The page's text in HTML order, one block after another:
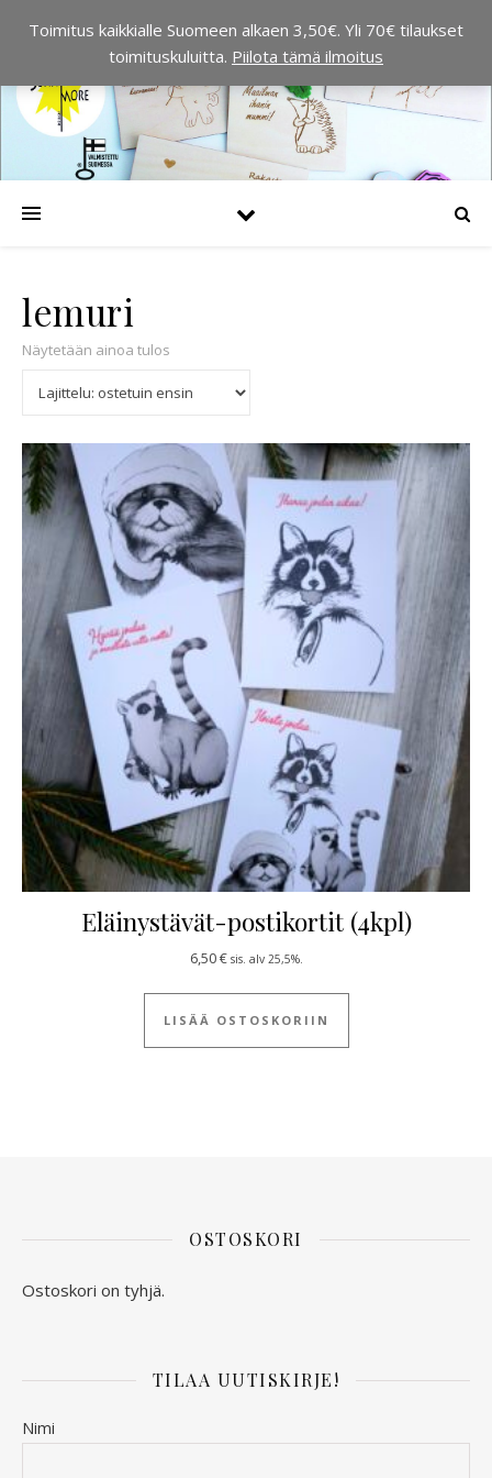
lemuri
Näytetään ainoa tulos
Eläinystävät-postikortit (4kpl)
6,50€ sis. alv 25,5%.
LISÄÄ OSTOSKORIIN
OSTOSKORI
Ostoskori on tyhjä.
TILAA UUTISKIRJE!
Nimi
Toimitus kaikkialle Suomeen alkaen 3,50€. Yli 70€ tilaukset
toimituskuluitta. Piilota tämä ilmoitus